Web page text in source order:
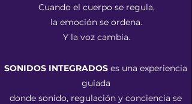
Cuando el cuerpo se regula,
la emoción se ordena.
Y la voz cambia.
SONIDOS INTEGRADOS es una experiencia
guiada
donde sonido, regulación y conciencia se